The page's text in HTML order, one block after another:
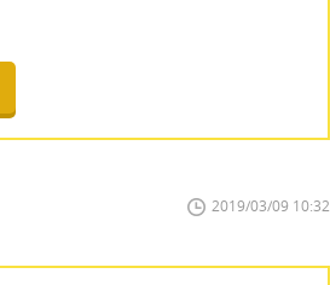
2019/03/09 10:32